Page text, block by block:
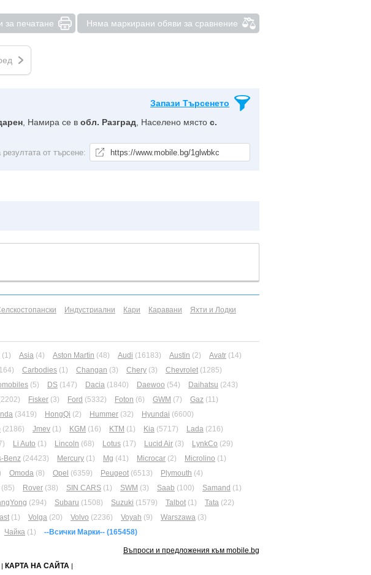
за печатане Няма маркирани обяви за сравнение
Запази Търсенето
, Намира се в обл. Разград, Населено място с.
от търсене:
Индустриални Кари Каравани
Яхти и Лодки
(1) Asia (4) Aston Martin (48) Audi (16183) Austin (2) Avatr (14)
Carbodies (1) Changan (3) Chery (3) Chevrolet (1285)
(5) DS (147) Dacia (1840) Daewoo (54) Daihatsu (243)
Fisker (3) Ford (5332) Foton (6) GWM (7) Gaz (11)
(3419) HongQi (2) Hummer (32) Hyundai (6600)
(2186) Jmev (1) KGM (16) KTM (1) Kia (5717) Lada (216)
Li Auto (1) Lincoln (68) Lotus (17) Lucid Air (3) LynkCo (29)
Benz (24423) Mercury (1) Mg (41) Microcar (2) Microlino (1)
Omoda (8) Opel (6359) Peugeot (6513) Plymouth (4)
(85) Rover (38) SIN CARS (1) SWM (3) Saab (100) Samand (1)
(294) Subaru (1508) Suzuki (1579) Talbot (1) Tata (22)
(1) Volga (20) Volvo (2236) Voyah (9) Warszawa (3)
Чайка (1) --Всички Марки-- (165458)
Въпроси и предложения към mobile.bg
КАРТА НА САЙТА